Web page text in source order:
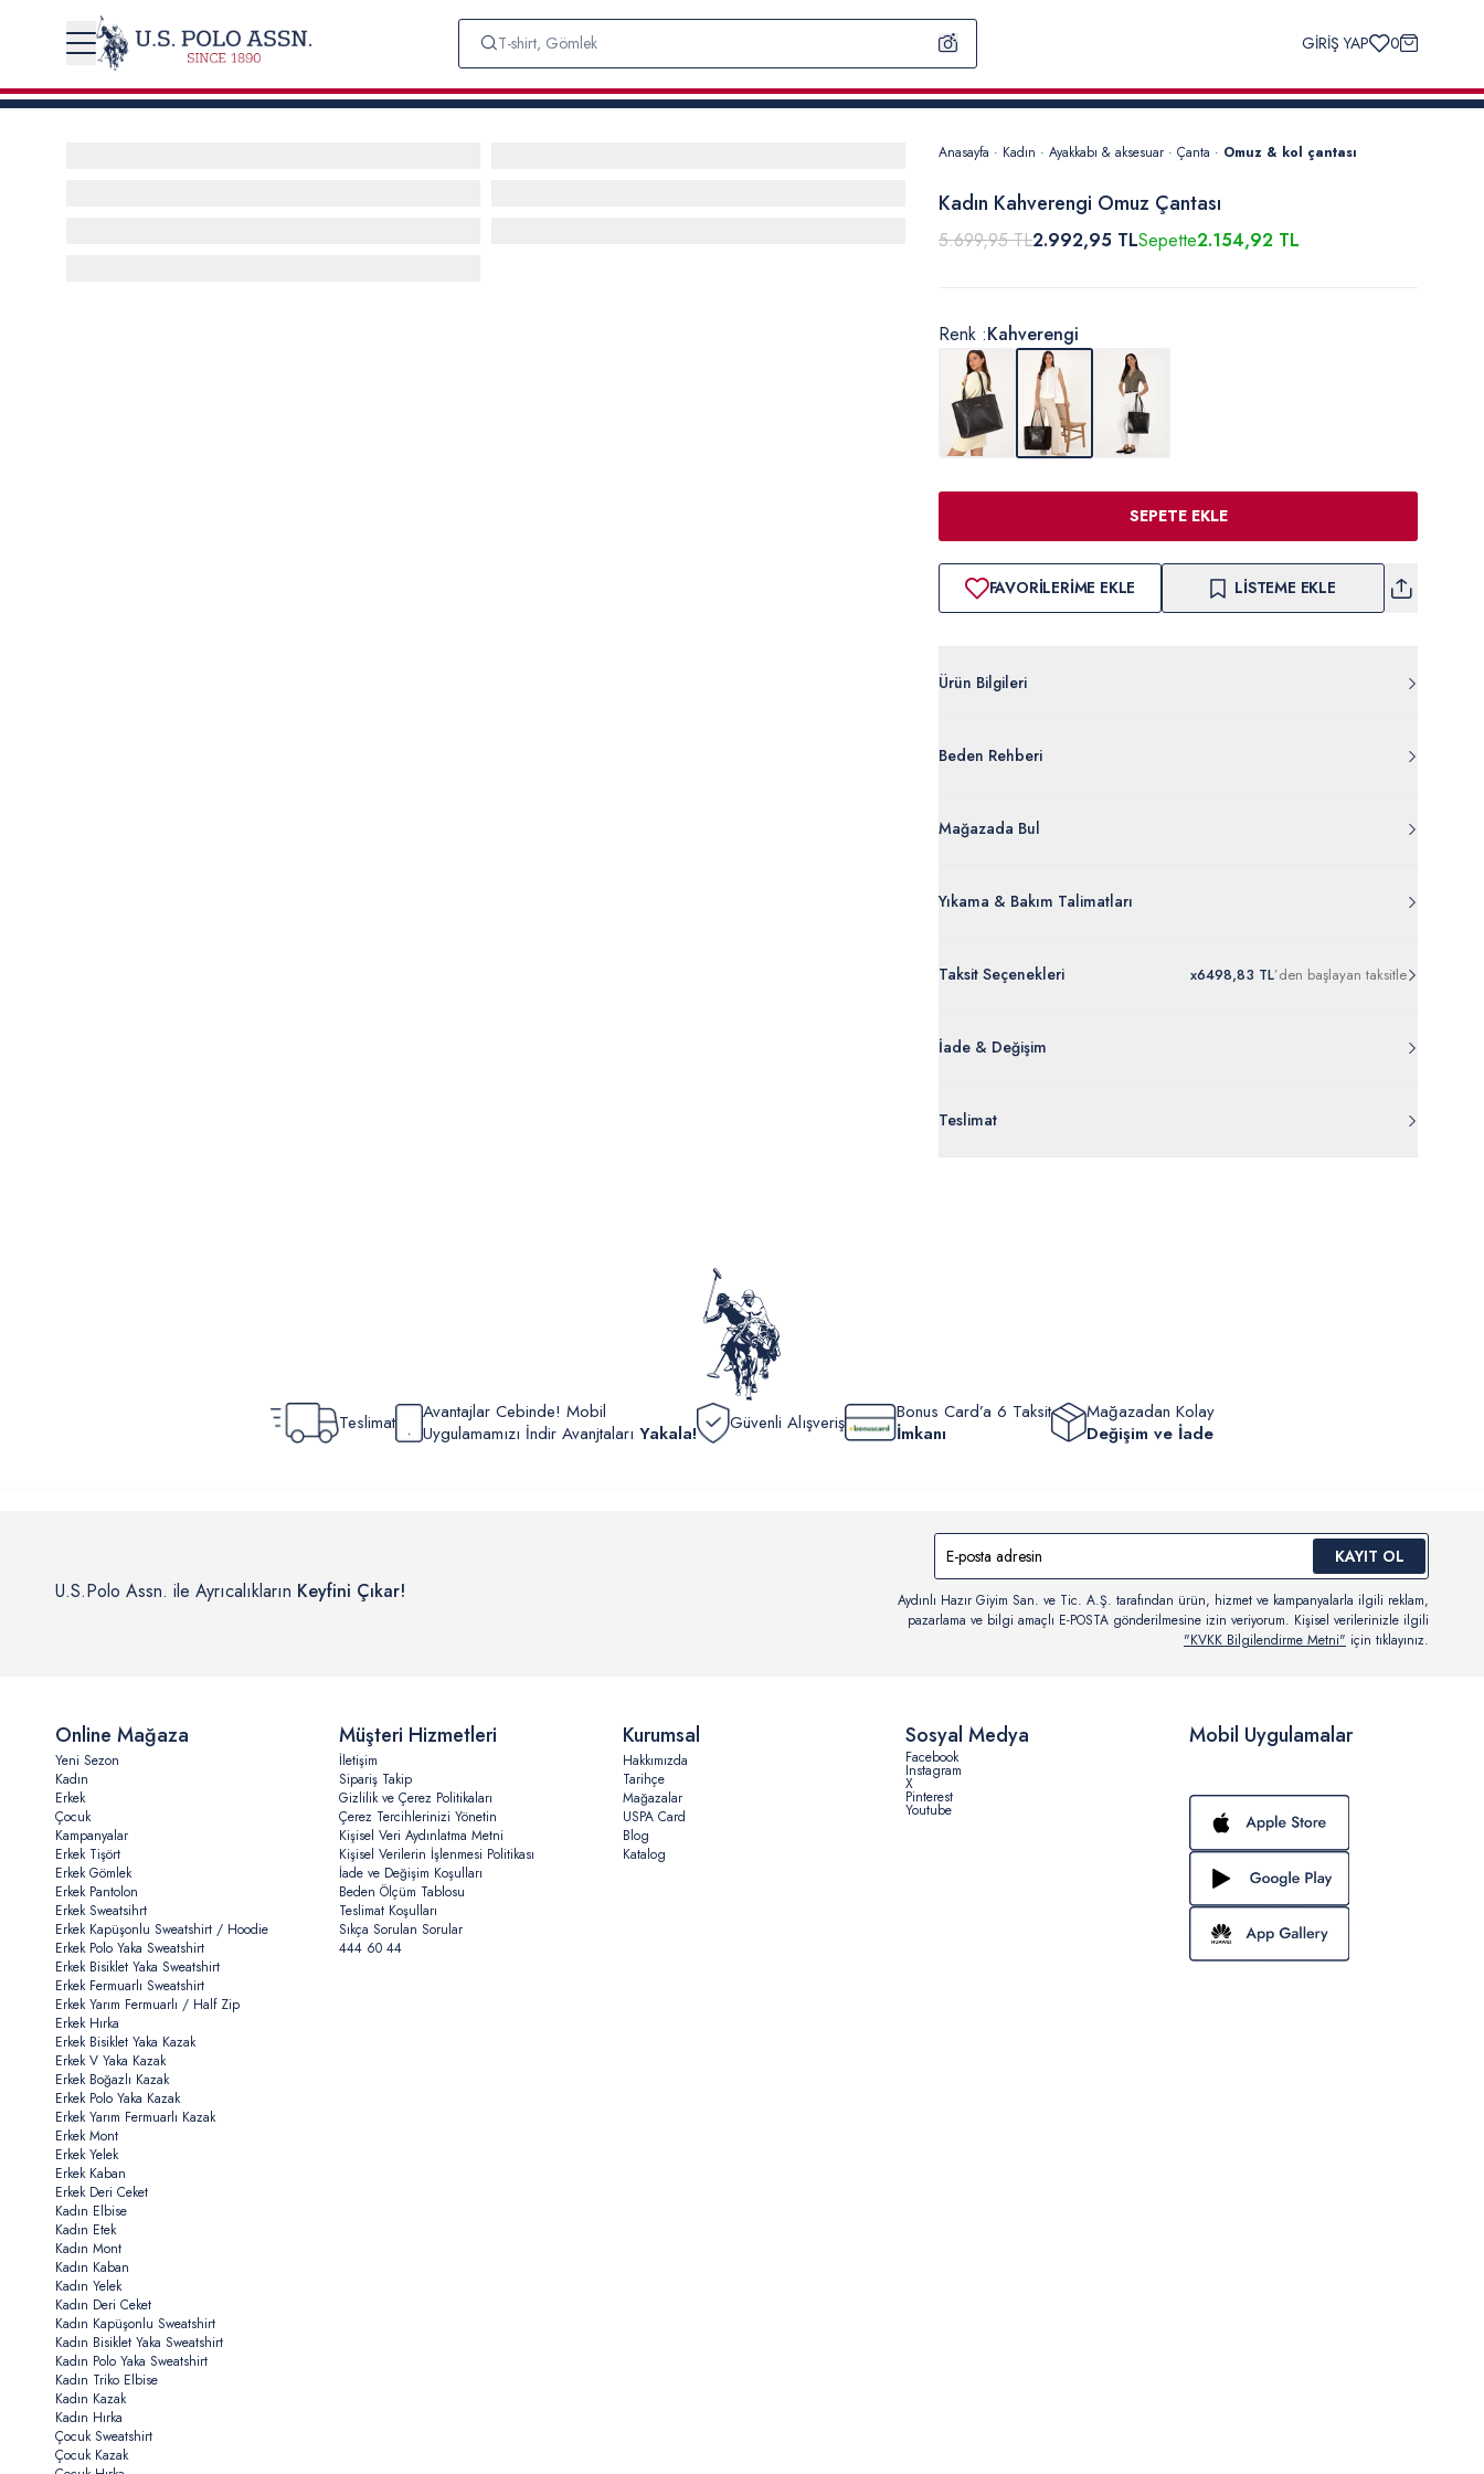
GİRİŞ YAP 0
Anasayfa · Kadın · Ayakkabı & aksesuar · Çanta · Omuz & kol çantası
Kadın Kahverengi Omuz Çantası
5.699,95 TL2.992,95 TLSepette2.154,92 TL
Renk :Kahverengi
SEPETE EKLE
FAVORILERIME EKLE LISTEME EKLE
Ürün Bilgileri
%70 Polivinilklorur %30 Poliester
Ürün Bilgileri Ayrıntılarını Görüntüle
Beden Rehberi
Mağazada Bul
Yıkama & Bakım Talimatları
Taksit Seçenekleri x6498,83 TL’den başlayan taksitle
İade & Değişim
ürünlerde
edilebilir.
Teslimat
Teslimat
Avantajlar Cebinde! Mobil
Uygulamamızı İndir Avanjtaları Yakala! Güvenli Alışveriş
Bonus Card’a 6 Taksit
İmkanı
Mağazadan Kolay
Değişim ve İade
U.S.Polo Assn. ile Ayrıcalıkların Keyfini Çıkar!
KAYIT OL
Aydınlı Hazır Giyim San. ve Tic. A.Ş. tarafından ürün, hizmet ve kampanyalarla ilgili reklam,
pazarlama ve bilgi amaçlı E-POSTA gönderilmesine izin veriyorum. Kişisel verilerinizle ilgili
"KVKK Bilgilendirme Metni" için tıklayınız.
Mobil Uygulamalar
Online Mağaza
Yeni Sezon
Kadın
Erkek
Çocuk
Kampanyalar
Erkek Tişört
Erkek Gömlek
Erkek Pantolon
Erkek Sweatsihrt
Erkek Kapüşonlu Sweatshirt / Hoodie
Erkek Polo Yaka Sweatshirt
Erkek Bisiklet Yaka Sweatshirt
Erkek Fermuarlı Sweatshirt
Erkek Yarım Fermuarlı / Half Zip
Erkek Hırka
Erkek Bisiklet Yaka Kazak
Erkek V Yaka Kazak
Erkek Boğazlı Kazak
Erkek Polo Yaka Kazak
Erkek Yarım Fermuarlı Kazak
Erkek Mont
Erkek Yelek
Erkek Kaban
Erkek Deri Ceket
Kadın Elbise
Kadın Etek
Kadın Mont
Kadın Kaban
Kadın Yelek
Kadın Deri Ceket
Kadın Kapüşonlu Sweatshirt
Kadın Bisiklet Yaka Sweatshirt
Kadın Polo Yaka Sweatshirt
Kadın Triko Elbise
Kadın Kazak
Kadın Hırka
Çocuk Sweatshirt
Çocuk Kazak
Müşteri Hizmetleri
İletişim
Sipariş Takip
Gizlilik ve Çerez Politikaları
Çerez Tercihlerinizi Yönetin
Kişisel Veri Aydınlatma Metni
Kişisel Verilerin İşlenmesi Politikası
İade ve Değişim Koşulları
Beden Ölçüm Tablosu
Teslimat Koşulları
Sıkça Sorulan Sorular
444 60 44
Kurumsal
Hakkımızda
Tarihçe
Mağazalar
USPA Card
Blog
Katalog
Sosyal Medya
Facebook
Instagram
X
Pinterest
Youtube